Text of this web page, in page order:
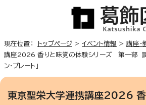
現在位置： トップページ > イベント情報 > 講座・
講座2026 香りと味覚の体験シリーズ 第一部 調
ン・プレート」
東京聖栄大学連携講座2026 香